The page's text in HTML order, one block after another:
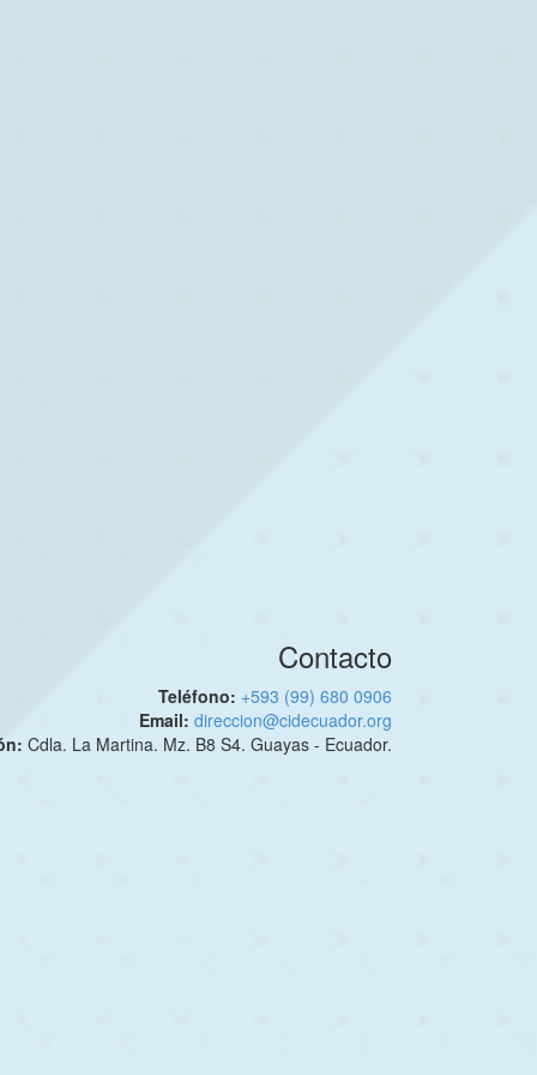
Contacto
Teléfono: +593 (99) 680 0906
Email: direccion@cidecuador.org
Cdla. La Martina. Mz. B8 S4. Guayas - Ecuador.